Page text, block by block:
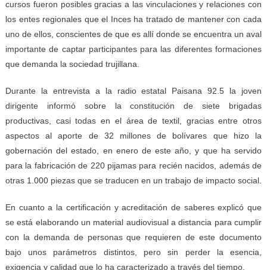
cursos fueron posibles gracias a las vinculaciones y relaciones con
los entes regionales que el Inces ha tratado de mantener con cada
uno de ellos, conscientes de que es allí donde se encuentra un aval
importante de captar participantes para las diferentes formaciones
que demanda la sociedad trujillana.
Durante la entrevista a la radio estatal Paisana 92.5 la joven
dirigente informó sobre la constitución de siete brigadas
productivas, casi todas en el área de textil, gracias entre otros
aspectos al aporte de 32 millones de bolívares que hizo la
gobernación del estado, en enero de este año, y que ha servido
para la fabricación de 220 pijamas para recién nacidos, además de
otras 1.000 piezas que se traducen en un trabajo de impacto social.
En cuanto a la certificación y acreditación de saberes explicó que
se está elaborando un material audiovisual a distancia para cumplir
con la demanda de personas que requieren de este documento
bajo unos parámetros distintos, pero sin perder la esencia,
exigencia y calidad que lo ha caracterizado a través del tiempo.